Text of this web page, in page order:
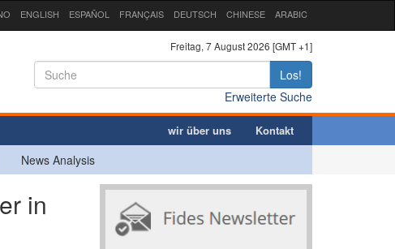
ENGLISH ESPAÑOL FRANÇAIS DEUTSCH CHINESE ARABIC
Freitag, 7 August 2026 [GMT +1]
Los!
Erweiterte Suche
wir über uns Kontakt
News Analysis
in